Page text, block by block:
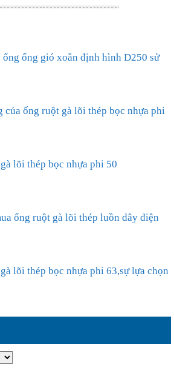
ống ống gió xoắn định hình D250 sử
bật của ống ruột gà lõi thép bọc